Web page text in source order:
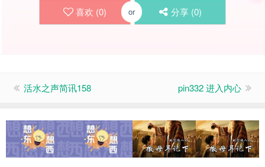
喜欢 (0) or 分享 (0)
活水之声简讯158 pin332 进入内心